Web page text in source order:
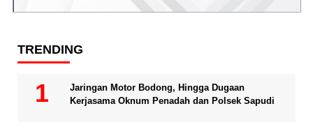
TRENDING
Jaringan Motor Bodong, Hingga Dugaan
Kerjasama Oknum Penadah dan Polsek Sapudi